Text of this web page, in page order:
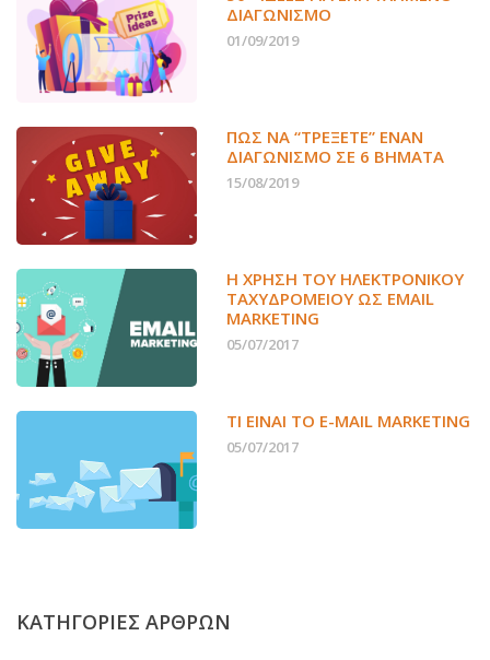
ΔΙΑΓΩΝΙΣΜΟ
01/09/2019
ΠΏΣ ΝΑ “ΤΡΈΞΕΤΕ” ΈΝΑΝ
ΔΙΑΓΩΝΙΣΜΌ ΣΕ 6 ΒΉΜΑΤΑ
15/08/2019
Η ΧΡΉΣΗ ΤΟΥ ΗΛΕΚΤΡΟΝΙΚΟΎ
ΤΑΧΥΔΡΟΜΕΊΟΥ ΩΣ EMAIL
MARKETING
05/07/2017
ΤΙ ΕΊΝΑΙ ΤΟ E-MAIL MARKETING
05/07/2017
ΚΑΤΗΓΟΡΙΕΣ ΑΡΘΡΩΝ